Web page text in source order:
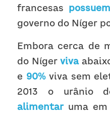
francesas possuem
governo do Níger
Embora cerca de
do Níger viva
e 90% viva sem
2013 o urânio
alimentar uma